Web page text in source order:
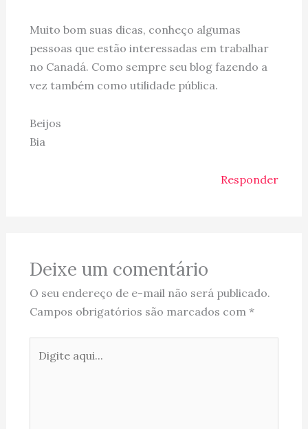
Muito bom suas dicas, conheço algumas
pessoas que estão interessadas em trabalhar
no Canadá. Como sempre seu blog fazendo a
vez também como utilidade pública.
Beijos
Bia
Responder
Deixe um comentário
O seu endereço de e-mail não será publicado.
Campos obrigatórios são marcados com *
aqui...